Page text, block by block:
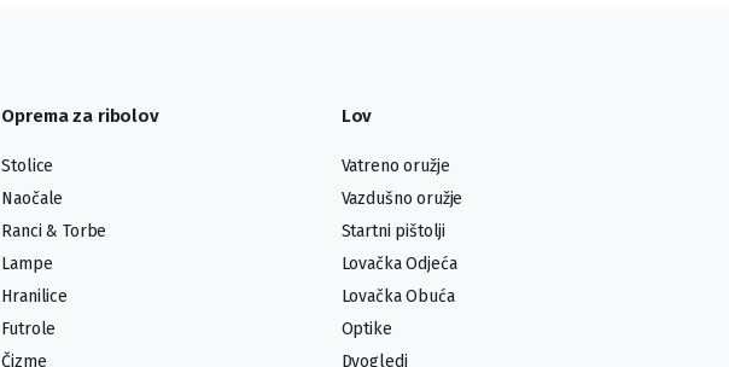
Oprema za ribolov
Stolice
Naočale
Ranci & Torbe
Lampe
Hranilice
Futrole
Čizme
Lov
Vatreno oružje
Vazdušno oružje
Startni pištolji
Lovačka Odjeća
Lovačka Obuća
Optike
Dvogledi